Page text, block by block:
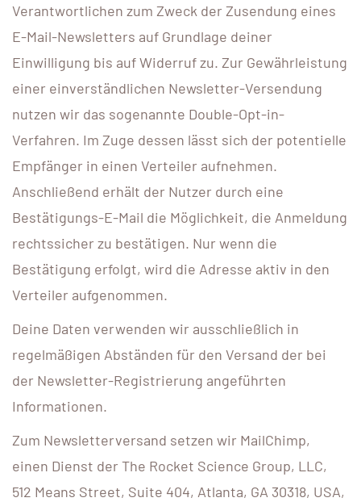
Verantwortlichen zum Zweck der Zusendung eines
E-Mail-Newsletters auf Grundlage deiner
Einwilligung bis auf Widerruf zu. Zur Gewährleistung
einer einverständlichen Newsletter-Versendung
nutzen wir das sogenannte Double-Opt-in-
Verfahren. Im Zuge dessen lässt sich der potentielle
Empfänger in einen Verteiler aufnehmen.
Anschließend erhält der Nutzer durch eine
Bestätigungs-E-Mail die Möglichkeit, die Anmeldung
rechtssicher zu bestätigen. Nur wenn die
Bestätigung erfolgt, wird die Adresse aktiv in den
Verteiler aufgenommen.
Deine Daten verwenden wir ausschließlich in
regelmäßigen Abständen für den Versand der bei
der Newsletter-Registrierung angeführten
Informationen.
Zum Newsletterversand setzen wir MailChimp,
einen Dienst der The Rocket Science Group, LLC,
512 Means Street, Suite 404, Atlanta, GA 30318, USA,